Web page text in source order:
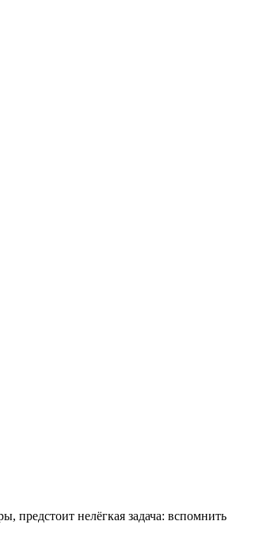
предстоит нелёгкая задача: вспомнить